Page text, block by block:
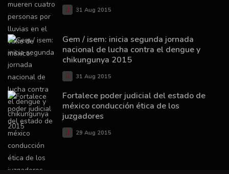
31 Aug 2015
Gem / isem: inicia segunda jornada
nacional de lucha contra el dengue y
chikungunya 2015
31 Aug 2015
Fortalece poder judicial del estado de
méxico conducción ética de los
juzgadores
29 Aug 2015